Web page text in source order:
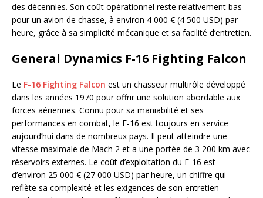
des décennies. Son coût opérationnel reste relativement bas
pour un avion de chasse, à environ 4 000 € (4 500 USD) par
heure, grâce à sa simplicité mécanique et sa facilité d’entretien.
General Dynamics F-16 Fighting Falcon
Le F-16 Fighting Falcon est un chasseur multirôle développé
dans les années 1970 pour offrir une solution abordable aux
forces aériennes. Connu pour sa maniabilité et ses
performances en combat, le F-16 est toujours en service
aujourd’hui dans de nombreux pays. Il peut atteindre une
vitesse maximale de Mach 2 et a une portée de 3 200 km avec
réservoirs externes. Le coût d’exploitation du F-16 est
d’environ 25 000 € (27 000 USD) par heure, un chiffre qui
reflète sa complexité et les exigences de son entretien